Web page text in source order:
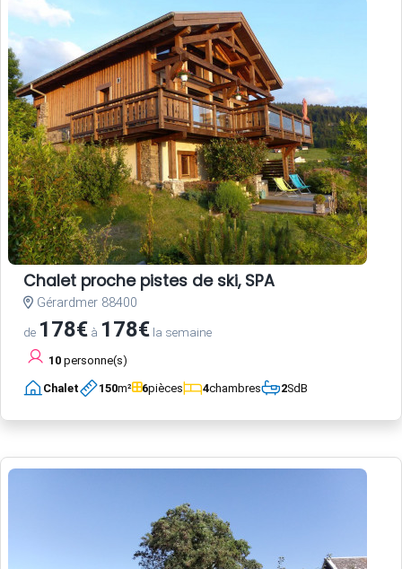
Chalet proche pistes de ski, SPA
Gérardmer 88400
de 178€ à 178€ la semaine
10 personne(s)
Chalet 150m² 6pièces 4chambres 2SdB